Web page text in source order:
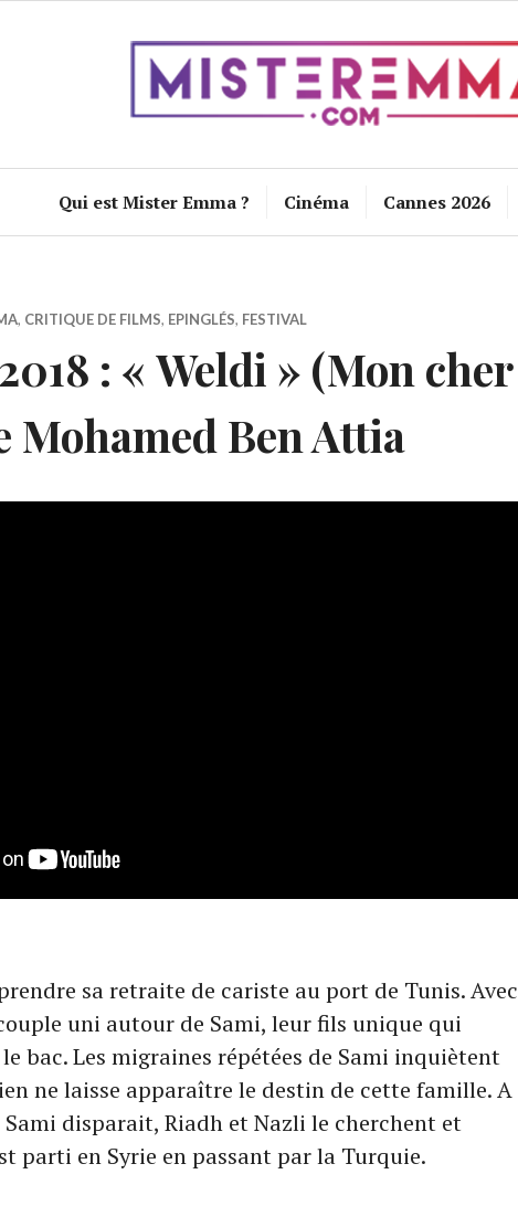
Qui est Mister Emma ? Cinéma Cannes 2026
, CRITIQUE DE FILMS, EPINGLÉS, FESTIVAL
: « Weldi » (Mon cher
Mohamed Ben Attia
sa retraite de cariste au port de Tunis. Avec
uni autour de Sami, leur fils unique qui
le bac. Les migraines répétées de Sami inquiètent
ne laisse apparaître le destin de cette famille. A
disparait, Riadh et Nazli le cherchent et
parti en Syrie en passant par la Turquie.